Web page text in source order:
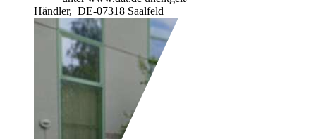
Händler, DE-07318 Saalfeld